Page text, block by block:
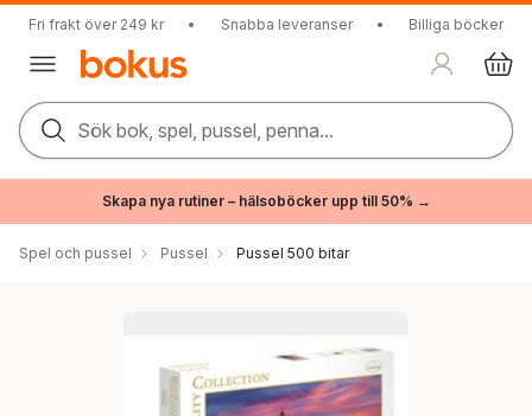
Fri frakt över 249 kr • Snabba leveranser • Billiga böcker
Sök bok, spel, pussel, penna...
Skapa nya rutiner – hälsoböcker upp till 50% →
Spel och pussel Pussel Pussel 500 bitar